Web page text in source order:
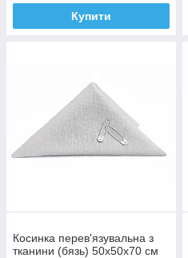
Купити
Косинка перев'язувальна з
тканини (бязь) 50х50х70 см